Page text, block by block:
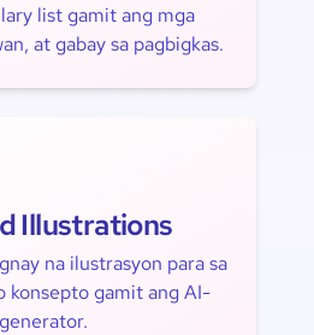
list gamit ang mga
at gabay sa pagbigkas.
Illustrations
na ilustrasyon para sa
konsepto gamit ang AI-